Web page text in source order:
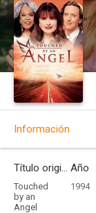
Información
Título original
Touched
by an
Angel
Año
1994